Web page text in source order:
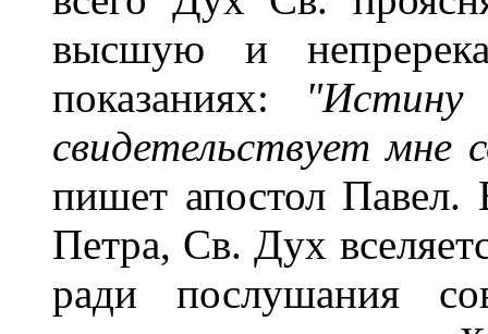
высшую и
показаниях:
свидетельствует
пишет апостол Павел.
Петра, Св. Дух
ради послушания